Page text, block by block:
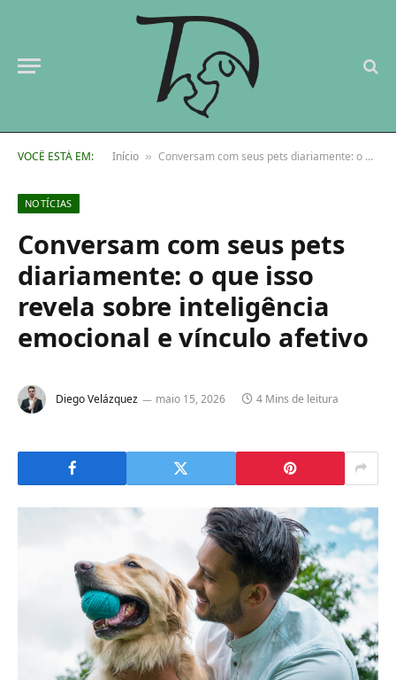
VOCÊ ESTÁ EM: Início » Conversam com seus pets diariamente: o que isso revela sobre inteligência emocional e vínculo afetivo
NOTÍCIAS
Conversam com seus pets
diariamente: o que isso
revela sobre inteligência
emocional e vínculo afetivo
Diego Velázquez maio 15, 2026 4 Mins de leitura